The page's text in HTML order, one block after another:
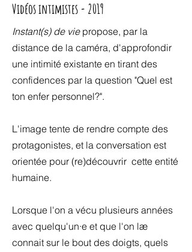
Vidéos intimistes - 2019
Instant(s) de viepropose, par la
distance de la caméra, d'approfondir
une intimité existante en tirant des
confidences par la question "Quel est
ton enfer personnel?".
L'image tente de rendre compte des
protagonistes, et la conversation est
orientée pour (re)découvrir cette entité
humaine.
Lorsque l'on a vécu plusieurs années
avec quelqu'un·e et que l'on læ
connait sur le bout des doigts, quels